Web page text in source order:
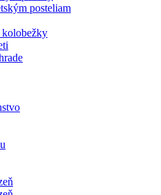
posteliam
kolobežky